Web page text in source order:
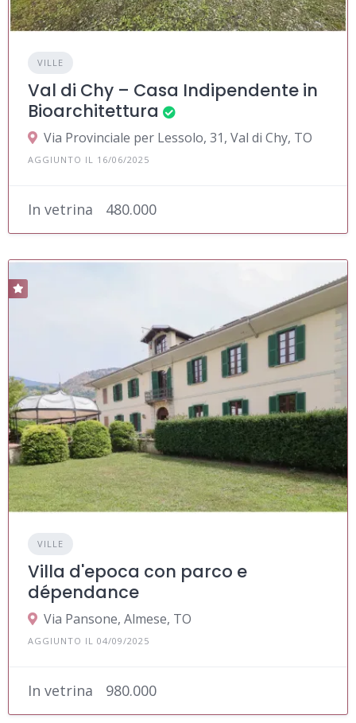
VILLE
Val di Chy – Casa Indipendente in
Bioarchitettura
Via Provinciale per Lessolo, 31, Val di Chy, TO
AGGIUNTO IL 16/06/2025
In vetrina 480.000
VILLE
Villa d'epoca con parco e
dépendance
Via Pansone, Almese, TO
AGGIUNTO IL 04/09/2025
In vetrina 980.000